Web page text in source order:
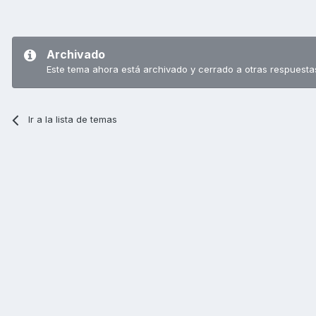
Archivado
Este tema ahora está archivado y cerrado a otras
Ir a la lista de temas